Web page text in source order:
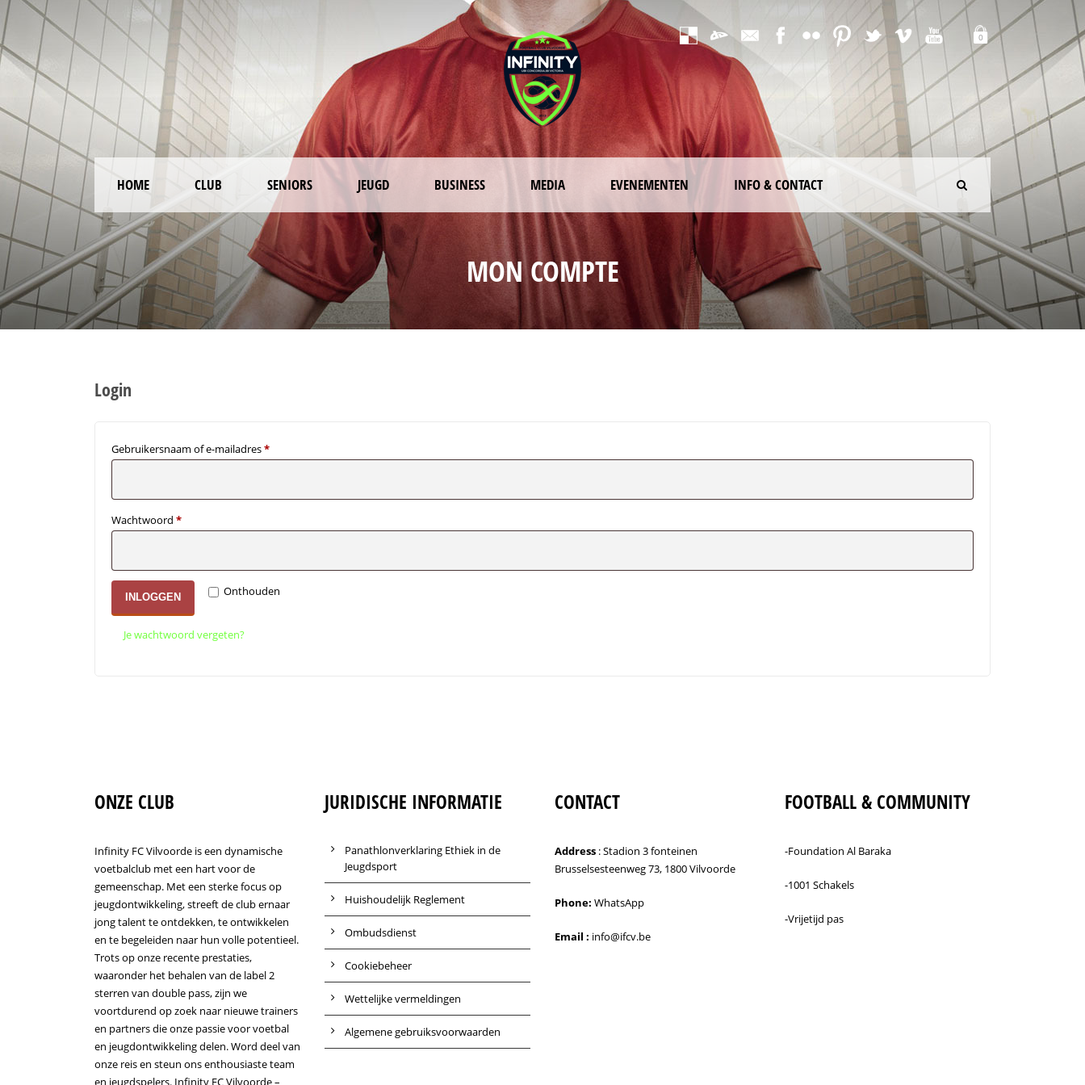
0
HOME CLUB SENIORS JEUGD BUSINESS MEDIA EVENEMENTEN INFO & CONTACT
MON COMPTE
Login
Gebruikersnaam of e-mailadres*Vereist
Wachtwoord *Vereist
Onthouden
INLOGGEN
Je wachtwoord vergeten?
ONZE CLUB
Infinity FC Vilvoorde is een dynamische
voetbalclub met een hart voor de
gemeenschap. Met een sterke focus op
jeugdontwikkeling, streeft de club ernaar
jong talent te ontdekken, te ontwikkelen
en te begeleiden naar hun volle potentieel.
Trots op onze recente prestaties,
waaronder het behalen van de label 2
sterren van double pass, zijn we
voortdurend op zoek naar nieuwe trainers
en partners die onze passie voor voetbal
en jeugdontwikkeling delen. Word deel van
onze reis en steun ons enthousiaste team
en jeugdspelers. Infinity FC Vilvoorde –
JURIDISCHE INFORMATIE
Panathlonverklaring Ethiek in de
Jeugdsport
Huishoudelijk Reglement
Ombudsdienst
Cookiebeheer
Wettelijke vermeldingen
Algemene gebruiksvoorwaarden
CONTACT
Address : Stadion 3 fonteinen
Brusselsesteenweg 73, 1800 Vilvoorde
Phone: WhatsApp
Email : info@ifcv.be
FOOTBALL & COMMUNITY
-Foundation Al Baraka
-1001 Schakels
-Vrijetijd pas